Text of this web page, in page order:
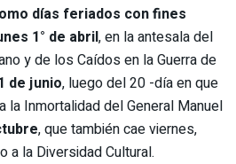
días feriados con fines
1° de abril, en la antesala del
y de los Caídos en la Guerra de
de junio, luego del 20 -día en que
la Inmortalidad del General Manuel
, que también cae viernes,
a la Diversidad Cultural.